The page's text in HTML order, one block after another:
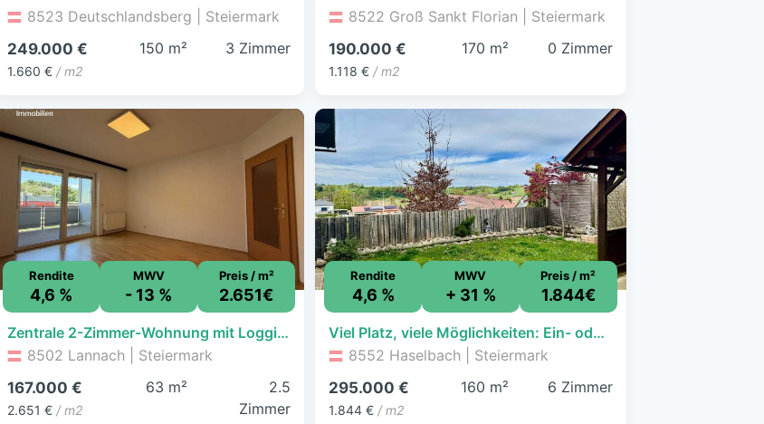
8523 Deutschlandsberg | Steiermark
249.000 €
1.660 €/ m2
150 m² 3 Zimmer
8522 Groß Sankt Florian | Steiermark
190.000 €
1.118 € / m2
170 m² 0 Zimmer
Rendite
4,6 %
MWV
- 13 %
Preis / m²
2.651€
Zentrale 2-Zimmer-Wohnung mit Loggia & Top-Anbindung – komfortabel wohnen in Lannach
8502 Lannach | Steiermark
167.000 €
2.651 €/ m2
63 m²
2.5
Zimmer
Rendite
4,6 %
MWV
+ 31 %
Preis / m²
1.844€
Viel Platz, viele Möglichkeiten: Ein- oder Zweifamilienhaus mit großem Garten & 3-fach Carport in bester Südweststeiermark-Lage
8552 Haselbach | Steiermark
295.000 €
1.844 € / m2
160 m² 6 Zimmer